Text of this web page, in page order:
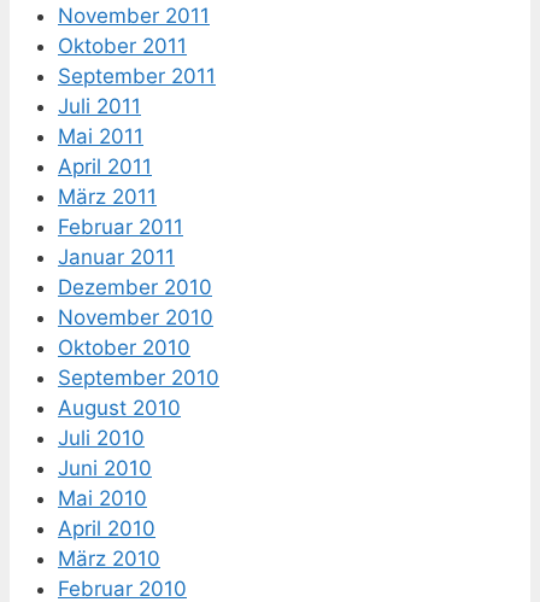
November 2011
Oktober 2011
September 2011
Juli 2011
Mai 2011
April 2011
März 2011
Februar 2011
Januar 2011
Dezember 2010
November 2010
Oktober 2010
September 2010
August 2010
Juli 2010
Juni 2010
Mai 2010
April 2010
März 2010
Februar 2010